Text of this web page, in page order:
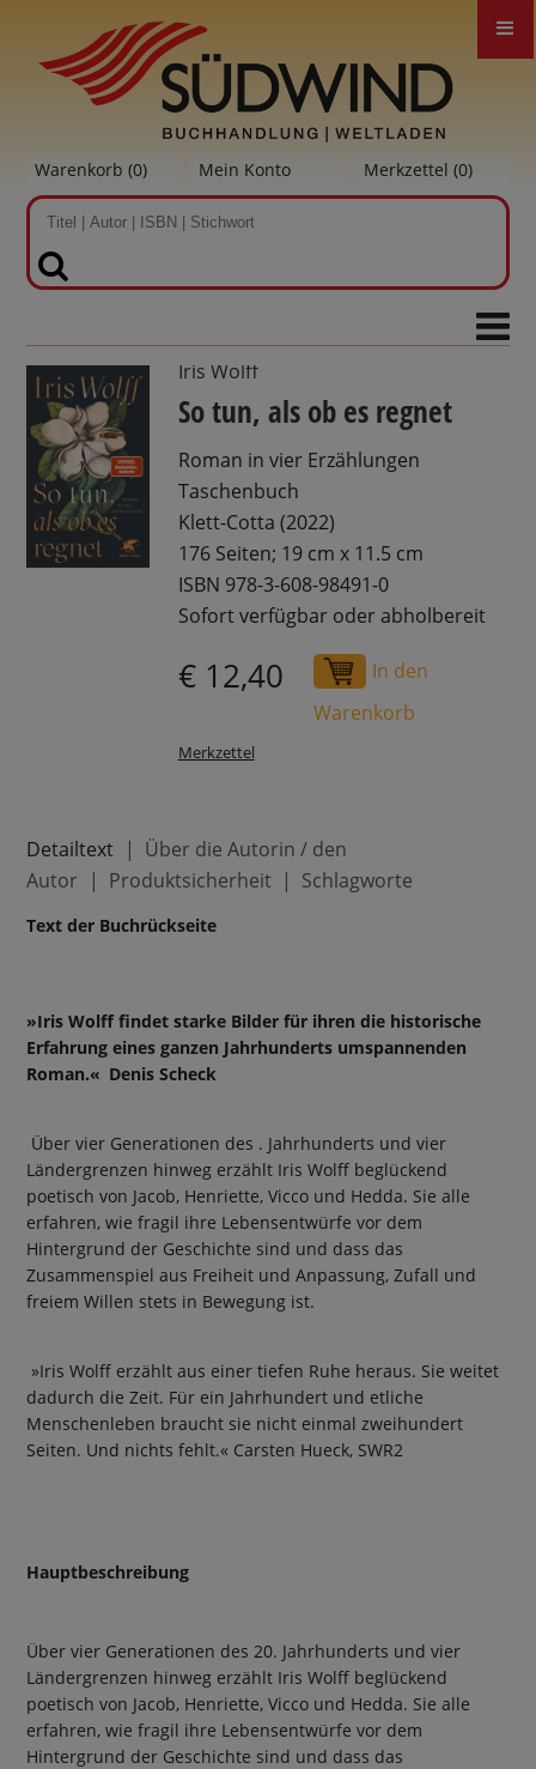
Warenkorb (0) Mein Konto Merkzettel (0)
Iris Wolff
So tun, als ob es regnet
Roman in vier Erzählungen
Taschenbuch
Klett-Cotta (2022)
176 Seiten; 19 cm x 11.5 cm
ISBN 978-3-608-98491-0
Sofort verfügbar oder abholbereit
€ 12,40
In den
Warenkorb
Merkzettel
Detailtext
Über die Autorin / den
Autor
Produktsicherheit Schlagworte
Text der Buchrückseite
»Iris Wolff findet starke Bilder für ihren die historische
Erfahrung eines ganzen Jahrhunderts umspannenden
Roman.« Denis Scheck
Über vier Generationen des . Jahrhunderts und vier
Ländergrenzen hinweg erzählt Iris Wolff beglückend
poetisch von Jacob, Henriette, Vicco und Hedda. Sie alle
erfahren, wie fragil ihre Lebensentwürfe vor dem
Hintergrund der Geschichte sind und dass das
Zusammenspiel aus Freiheit und Anpassung, Zufall und
freiem Willen stets in Bewegung ist.
»Iris Wolff erzählt aus einer tiefen Ruhe heraus. Sie weitet
dadurch die Zeit. Für ein Jahrhundert und etliche
Menschenleben braucht sie nicht einmal zweihundert
Seiten. Und nichts fehlt.« Carsten Hueck, SWR2
Hauptbeschreibung
Über vier Generationen des 20. Jahrhunderts und vier
Ländergrenzen hinweg erzählt Iris Wolff beglückend
poetisch von Jacob, Henriette, Vicco und Hedda. Sie alle
erfahren, wie fragil ihre Lebensentwürfe vor dem
Hintergrund der Geschichte sind und dass das